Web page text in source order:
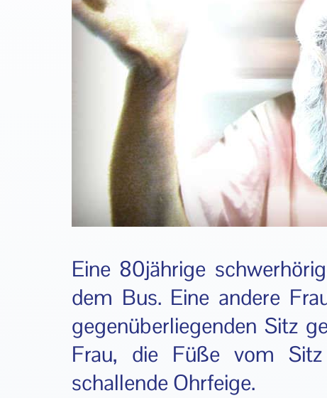
Eine 80jährige
dem Bus. Eine andere
gegenüberliegenden Sitz
Frau, die Füße vom
schallende Ohrfeige.